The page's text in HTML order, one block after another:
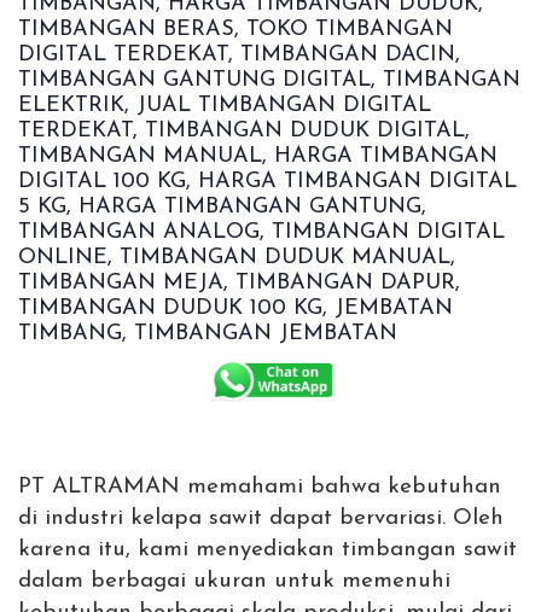
PT ALTRAMAN memahami bahwa kebutuhan
di industri kelapa sawit dapat bervariasi. Oleh
karena itu, kami menyediakan timbangan sawit
dalam berbagai ukuran untuk memenuhi